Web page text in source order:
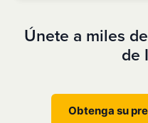
Únete a miles
de
Obtenga su